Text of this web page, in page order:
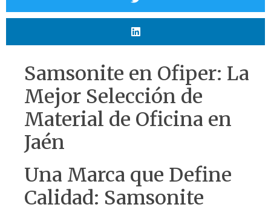
Samsonite en Ofiper: La
Mejor Selección de
Material de Oficina en
Jaén
Una Marca que Define
Calidad: Samsonite